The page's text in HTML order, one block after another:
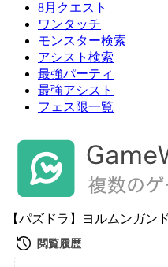
8月クエスト
ワンタッチ
モンスター検索
アシスト検索
最強パーティ
最強アシスト
フェス限一覧
【パズドラ】ヨルムンガン